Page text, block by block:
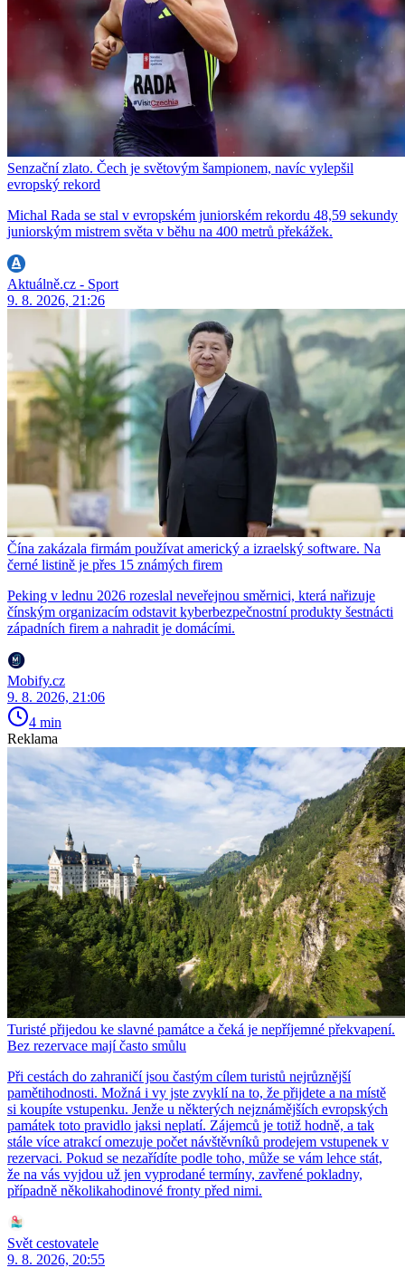
Senzační zlato. Čech je světovým šampionem, navíc vylepšil
evropský rekord
Michal Rada se stal v evropském juniorském rekordu 48,59 sekundy
juniorským mistrem světa v běhu na 400 metrů překážek.
Aktuálně.cz - Sport
9. 8. 2026, 21:26
Čína zakázala firmám používat americký a izraelský software. Na
černé listině je přes 15 známých firem
Peking v lednu 2026 rozeslal neveřejnou směrnici, která nařizuje
čínským organizacím odstavit kyberbezpečnostní produkty šestnácti
západních firem a nahradit je domácími.
Mobify.cz
9. 8. 2026, 21:06
4 min
Reklama
Turisté přijedou ke slavné památce a čeká je nepříjemné překvapení.
Bez rezervace mají často smůlu
Při cestách do zahraničí jsou častým cílem turistů nejrůznější
pamětihodnosti. Možná i vy jste zvyklí na to, že přijdete a na místě
si koupíte vstupenku. Jenže u některých nejznámějších evropských
památek toto pravidlo jaksi neplatí. Zájemců je totiž hodně, a tak
stále více atrakcí omezuje počet návštěvníků prodejem vstupenek v
rezervaci. Pokud se nezařídíte podle toho, může se vám lehce stát,
že na vás vyjdou už jen vyprodané termíny, zavřené pokladny,
případně několikahodinové fronty před nimi.
Svět cestovatele
9. 8. 2026, 20:55